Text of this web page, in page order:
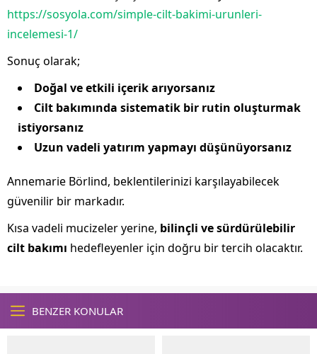
https://sosyola.com/simple-cilt-bakimi-urunleri-
incelemesi-1/
Sonuç olarak;
Doğal ve etkili içerik arıyorsanız
Cilt bakımında sistematik bir rutin oluşturmak
istiyorsanız
Uzun vadeli yatırım yapmayı düşünüyorsanız
Annemarie Börlind, beklentilerinizi karşılayabilecek
güvenilir bir markadır.
Kısa vadeli mucizeler yerine, bilinçli ve sürdürülebilir
cilt bakımı hedefleyenler için doğru bir tercih olacaktır.
BENZER KONULAR